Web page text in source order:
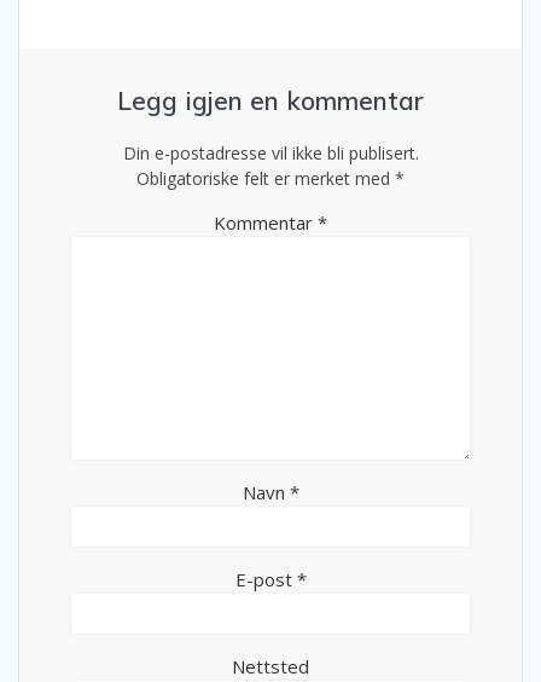
Legg igjen en kommentar
Din e-postadresse vil ikke bli publisert.
Obligatoriske felt er merket med *
Kommentar *
Navn *
E-post *
Nettsted